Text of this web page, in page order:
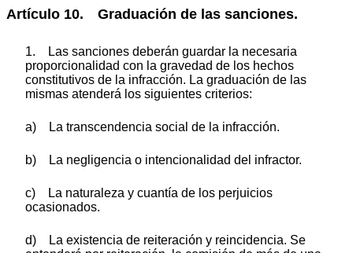
Artículo 10. Graduación de las sanciones.
1. Las sanciones deberán guardar la necesaria
proporcionalidad con la gravedad de los hechos
constitutivos de la infracción. La graduación de las
mismas atenderá los siguientes criterios:
a) La transcendencia social de la infracción.
b) La negligencia o intencionalidad del infractor.
c) La naturaleza y cuantía de los perjuicios
ocasionados.
d) La existencia de reiteración y reincidencia. Se